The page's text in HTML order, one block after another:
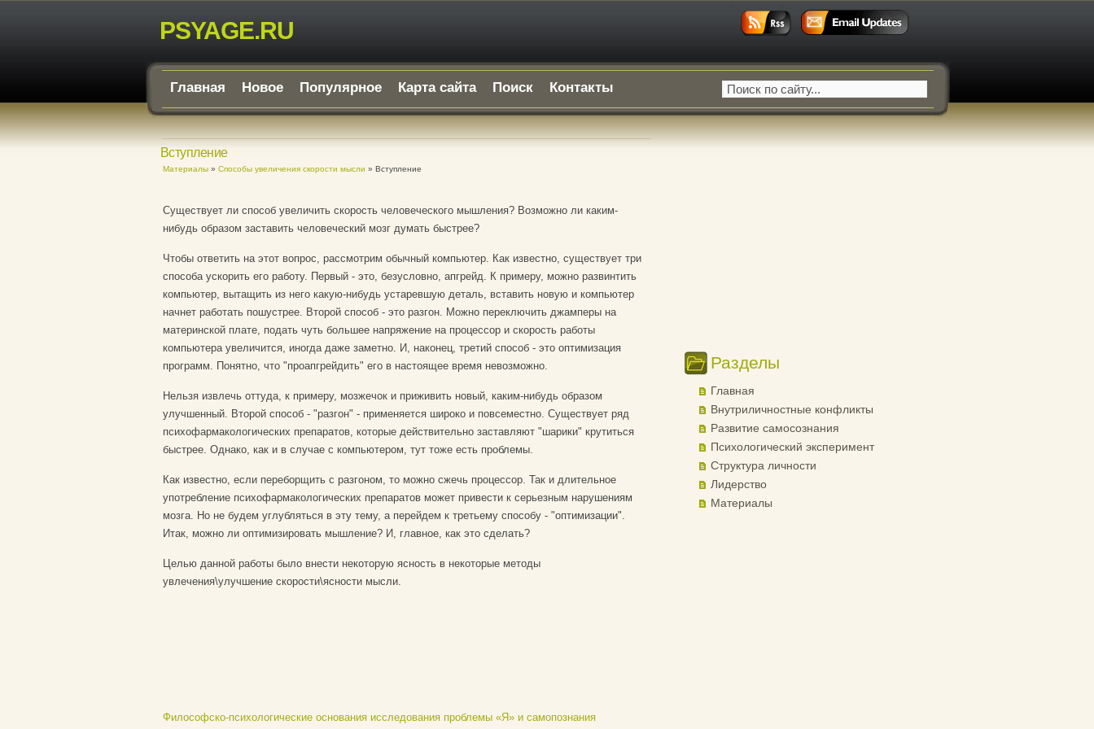
PSYAGE.RU
Главная Новое Популярное Карта сайта Поиск Контакты
Вступление
Материалы» Способы увеличения скорости мысли » Вступление
Существует ли способ увеличить скорость человеческого мышления? Возможно ли каким-
нибудь образом заставить человеческий мозг думать быстрее?
Чтобы ответить на этот вопрос, рассмотрим обычный компьютер. Как известно, существует три
способа ускорить его работу. Первый - это, безусловно, апгрейд. К примеру, можно развинтить
компьютер, вытащить из него какую-нибудь устаревшую деталь, вставить новую и компьютер
начнет работать пошустрее. Второй способ - это разгон. Можно переключить джамперы на
материнской плате, подать чуть большее напряжение на процессор и скорость работы
компьютера увеличится, иногда даже заметно. И, наконец, третий способ - это оптимизация
программ. Понятно, что "проапгрейдить" его в настоящее время невозможно.
Нельзя извлечь оттуда, к примеру, мозжечок и приживить новый, каким-нибудь образом
улучшенный. Второй способ - "разгон" - применяется широко и повсеместно. Существует ряд
психофармакологических препаратов, которые действительно заставляют "шарики" крутиться
быстрее. Однако, как и в случае с компьютером, тут тоже есть проблемы.
Как известно, если переборщить с разгоном, то можно сжечь процессор. Так и длительное
употребление психофармакологических препаратов может привести к серьезным нарушениям
мозга. Но не будем углубляться в эту тему, а перейдем к третьему способу - "оптимизации".
Итак, можно ли оптимизировать мышление? И, главное, как это сделать?
Целью данной работы было внести некоторую ясность в некоторые методы
увлечения\улучшение скорости\ясности мысли.
Философско-психологические основания исследования проблемы «Я» и самопознания
Разделы
Главная
Внутриличностные конфликты
Развитие самосознания
Психологический эксперимент
Структура личности
Лидерство
Материалы